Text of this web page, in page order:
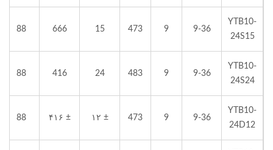
YTB10-
24S15
9-36
9
473
15
666
88
YTB10-
24S24
9-36
9
483
24
416
88
YTB10-
24D12
9-36
9
473 ± ۱۲ ± ۴۱۶ 88